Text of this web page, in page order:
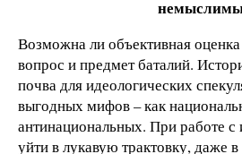
Возможна ли объективная
вопрос и предмет баталий.
почва для идеологических
выгодных мифов – как
антинациональных. При работе с
уйти в лукавую трактовку, даже